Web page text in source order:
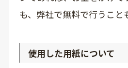
も、弊社で無料で行うこと
使用した用紙について